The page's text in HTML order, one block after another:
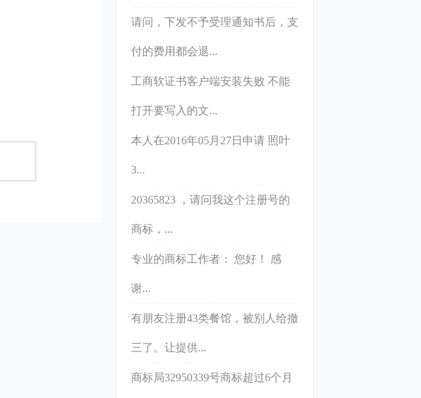
请问，下发不予受理通知书后，支
付的费用都会退...
工商软证书客户端安装失败 不能
打开要写入的文...
本人在2016年05月27日申请 照叶
3...
20365823 ，请问我这个注册号的
商标，...
专业的商标工作者： 您好！ 感
谢...
有朋友注册43类餐馆，被别人给撤
三了。让提供...
商标局32950339号商标超过6个月